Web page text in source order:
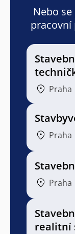
Nebo
pracovní
Praha
Praha
Praha
realitní